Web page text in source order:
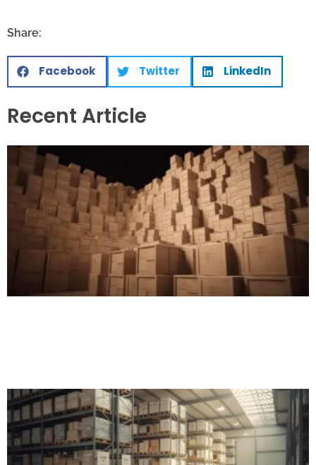
Share:
Facebook Twitter LinkedIn
Recent Article